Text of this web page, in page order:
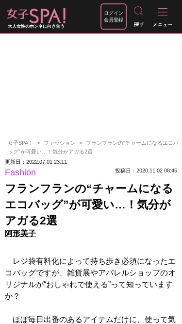
大人女性のホンネに向き合う
ログイン
会員登録
女子SPA！ ファッション
フランフランの“チャームになるエコバ
ッグ”が可愛い…！気分がアガる2選
更新日：2022.07.01 23:11
Fashion 投稿日：2020.11.02 08:45
フランフランの“チャームになる
エコバッグ”が可愛い…！気分が
アガる2選
阿形美子
レジ袋有料化によって持ち歩き必須になったエ
コバッグですが、雑貨展やアパレルショップのオ
リジナルが“おしゃれで使える”って知っています
か？
ほぼ毎日出番のあるアイテムだけに、使って気